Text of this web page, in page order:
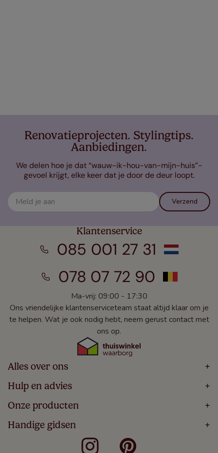
Renovatieprojecten. Stylingtips.
Aanbiedingen.
We delen hoe je dat “wauw-ik-hou-van-mijn-huis”-
gevoel krijgt, elke keer dat je door de deur loopt.
Verzend
Klantenservice
085 001 27 31
078 07 72 90
Ma-vrij: 09:00 - 17:30
Ons vriendelijke klantenserviceteam staat altijd klaar om je
te helpen. Wat je ook nodig hebt, neem gerust contact met
ons op.
Alles over ons +
Home
Over
Bestellen
Winacties
Hulp en advies +
Volg Je Bestelling
Levering
5 Jaar Garantie
Algemene Voorwaarden
Onze producten +
Houten Jaloezieën
Rolgordijnen
Handige gidsen +
Meten Voor Raamdecoratie